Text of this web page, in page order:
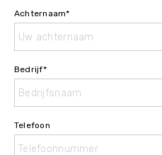
Achternaam*
Bedrijf*
Telefoon